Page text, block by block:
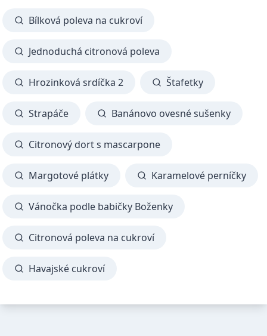
Bílková poleva na cukroví
Jednoduchá citronová poleva
Hrozinková srdíčka 2 Štafetky
Strapáče Banánovo ovesné sušenky
Citronový dort s mascarpone
Margotové plátky Karamelové perníčky
Vánočka podle babičky Boženky
Citronová poleva na cukroví
Havajské cukroví